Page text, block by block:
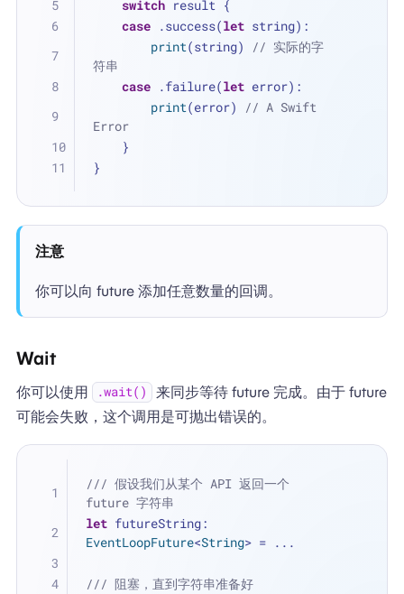
switch result {
case .success(let string):
print(string) // 实际的字
符串
case .failure(let error):
print(error) // A Swift
Error
    }
}
注意
你可以向 future 添加任意数量的回调。
Wait
你可以使用 .wait()
来同步等待 future 完成。由于 future
可能会失败，这个调用是可抛出错误的。
/// 假设我们从某个 API 返回一个
future 字符串
let
EventLoopFuture<String> = ...
/// 阻塞，直到字符串准备好